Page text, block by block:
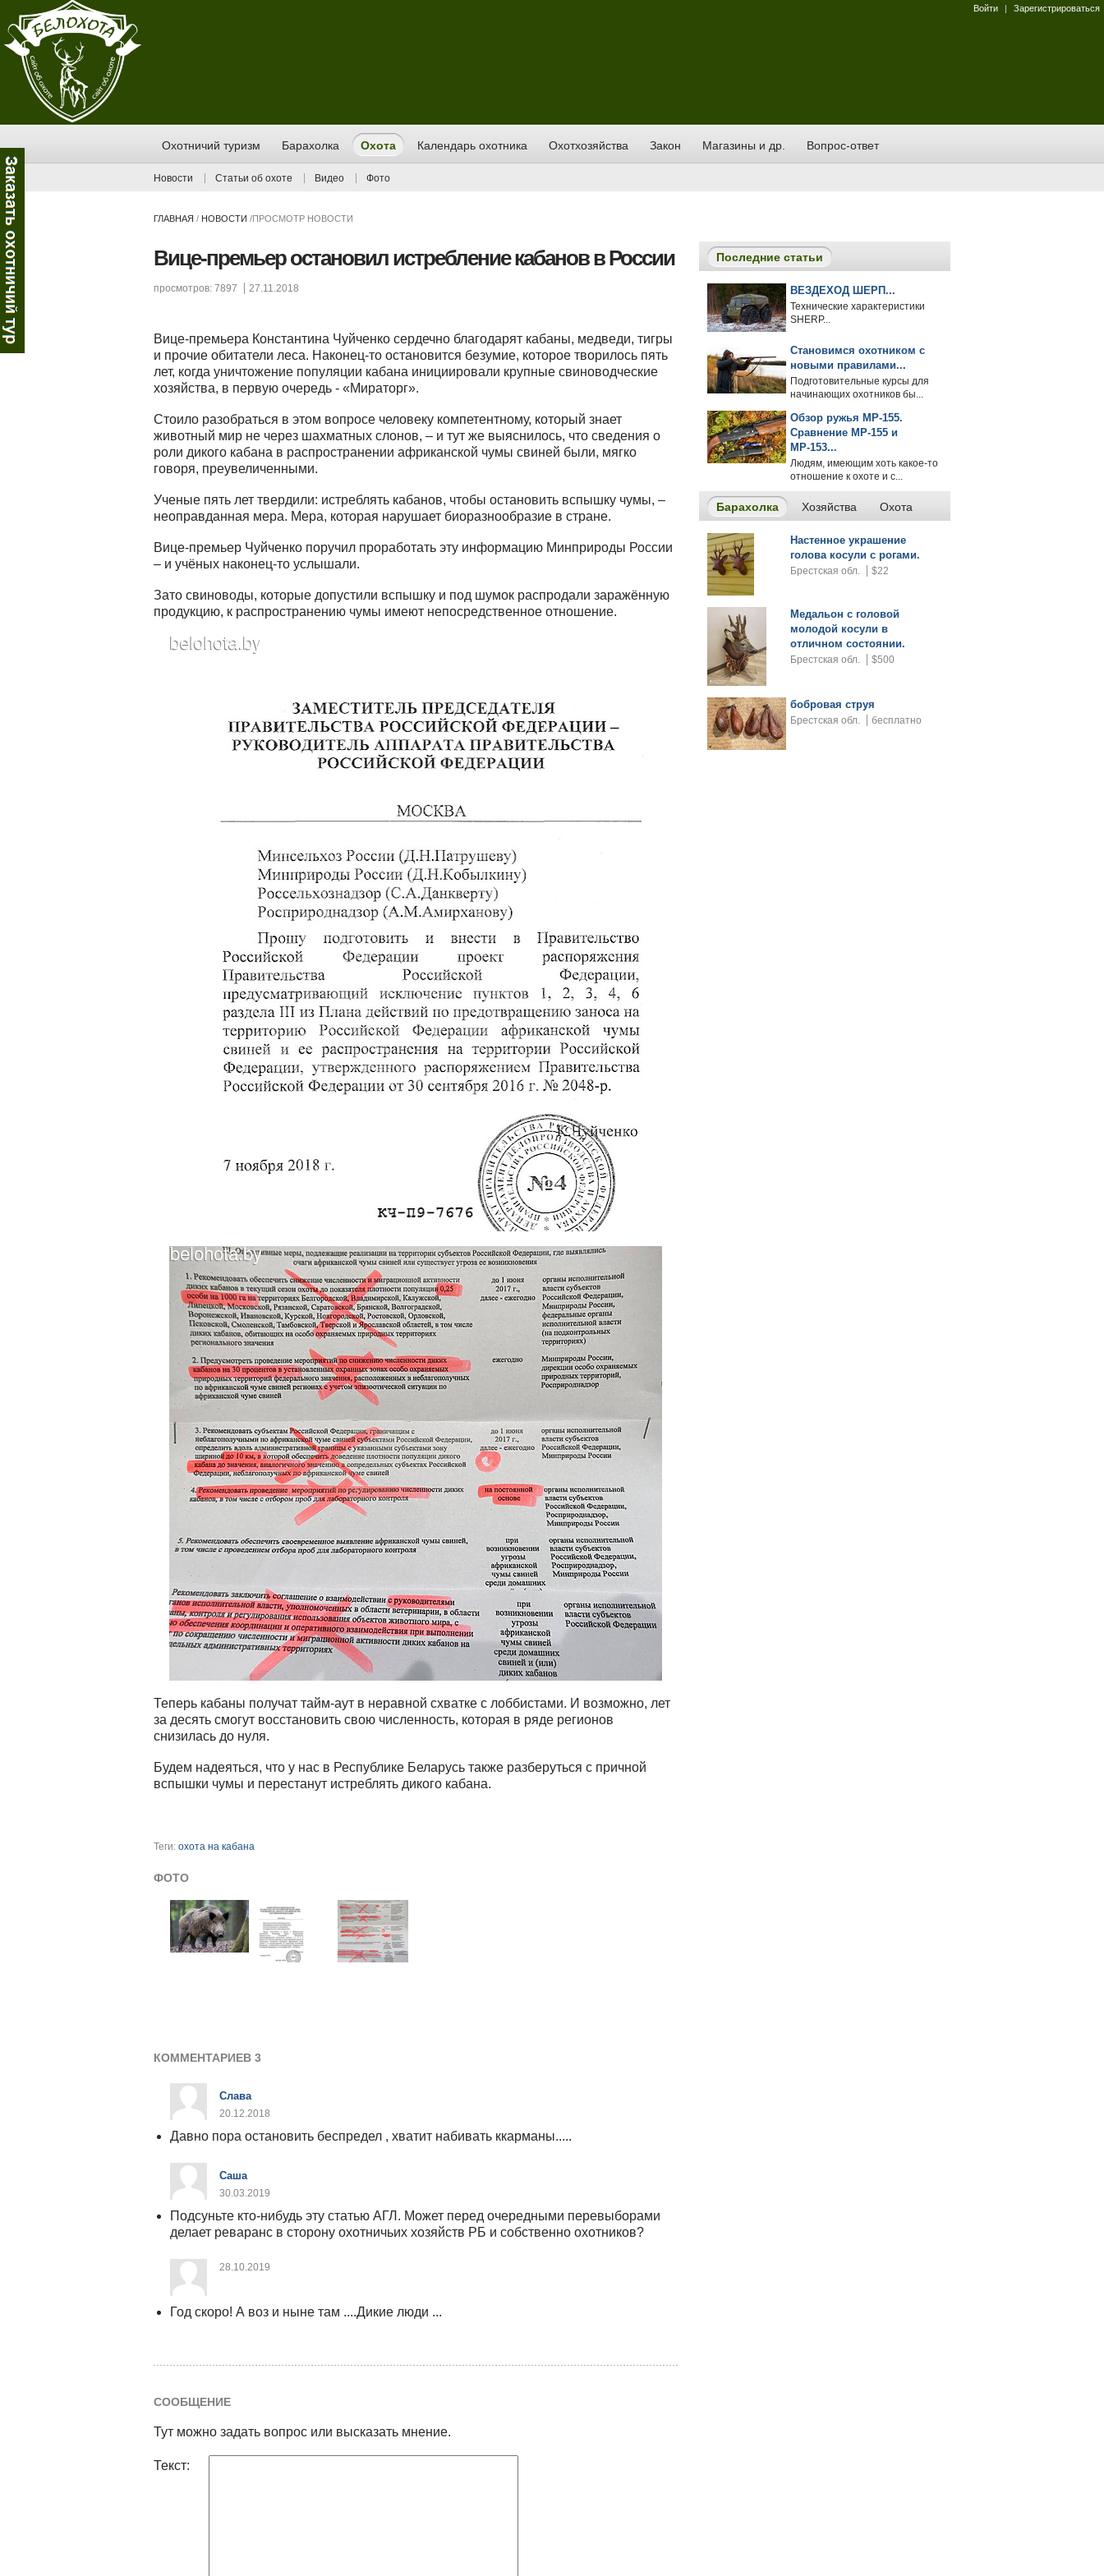
Войти | Зарегистрироваться
Охотничий туризм Барахолка Охота Календарь охотника Охотхозяйства Закон Магазины и др. Вопрос-ответ
Новости Статьи об охоте Видео Фото
ГЛАВНАЯ / НОВОСТИ /ПРОСМОТР НОВОСТИ
Вице-премьер остановил истребление кабанов в России
просмотров: 7897 27.11.2018
Вице-премьера Константина Чуйченко сердечно благодарят кабаны, медведи, тигры
и прочие обитатели леса. Наконец-то остановится безумие, которое творилось пять
лет, когда уничтожение популяции кабана инициировали крупные свиноводческие
хозяйства, в первую очередь - «Мираторг».
Стоило разобраться в этом вопросе человеку компетентному, который знает
животный мир не через шахматных слонов, – и тут же выяснилось, что сведения о
роли дикого кабана в распространении африканской чумы свиней были, мягко
говоря, преувеличенными.
Ученые пять лет твердили: истреблять кабанов, чтобы остановить вспышку чумы, –
неоправданная мера. Мера, которая нарушает биоразнообразие в стране.
Вице-премьер Чуйченко поручил проработать эту информацию Минприроды России
– и учёных наконец-то услышали.
Зато свиноводы, которые допустили вспышку и под шумок распродали заражённую
продукцию, к распространению чумы имеют непосредственное отношение.
Теперь кабаны получат тайм-аут в неравной схватке с лоббистами. И возможно, лет
за десять смогут восстановить свою численность, которая в ряде регионов
снизилась до нуля.
Будем надеяться, что у нас в Республике Беларусь также разберуться с причной
вспышки чумы и перестанут истреблять дикого кабана.
Теги: охота на кабана
ФОТО
КОММЕНТАРИЕВ 3
Слава
20.12.2018
Давно пора остановить беспредел , хватит набивать ккарманы.....
Саша
30.03.2019
Подсуньте кто-нибудь эту статью АГЛ. Может перед очередными перевыборами
делает реваранс в сторону охотничьих хозяйств РБ и собственно охотников?
28.10.2019
Год скоро! А воз и ныне там ....Дикие люди ...
СООБЩЕНИЕ
Тут можно задать вопрос или высказать мнение.
Текст:
Последние статьи
ВЕЗДЕХОД ШЕРП...
Технические характеристики
SHERP...
Становимся охотником с
новыми правилами...
Подготовительные курсы для
начинающих охотников бы...
Обзор ружья МР-155.
Сравнение МР-155 и
МР-153...
Людям, имеющим хоть какое-то
отношение к охоте и с...
Барахолка Хозяйства Охота
Настенное украшение
голова косули с рогами.
Брестская обл. $22
Медальон с головой
молодой косули в
отличном состоянии.
Брестская обл. $500
бобровая струя
Брестская обл. бесплатно